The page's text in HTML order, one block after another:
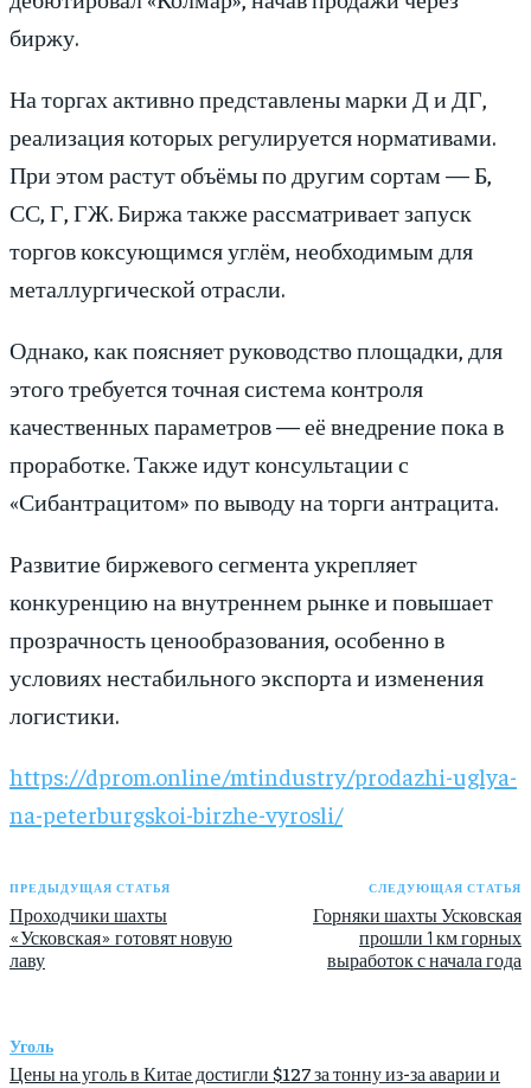
биржу.
На торгах активно представлены марки Д и ДГ,
реализация которых регулируется нормативами.
При этом растут объёмы по другим сортам — Б,
СС, Г, ГЖ. Биржа также рассматривает запуск
торгов коксующимся углём, необходимым для
металлургической отрасли.
Однако, как поясняет руководство площадки, для
этого требуется точная система контроля
качественных параметров — её внедрение пока в
проработке. Также идут консультации с
«Сибантрацитом» по выводу на торги антрацита.
Развитие биржевого сегмента укрепляет
конкуренцию на внутреннем рынке и повышает
прозрачность ценообразования, особенно в
условиях нестабильного экспорта и изменения
логистики.
https://dprom.online/mtindustry/prodazhi-uglya-
na-peterburgskoi-birzhe-vyrosli/
ПРЕДЫДУЩАЯ СТАТЬЯ
Проходчики шахты
«Усковская» готовят новую
лаву
СЛЕДУЮЩАЯ СТАТЬЯ
Горняки шахты Усковская
прошли 1 км горных
выработок с начала года
Уголь
Цены на уголь в Китае достигли $127 за тонну из-за аварии и